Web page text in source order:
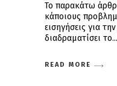
Το παρακάτω
κάποιους
εισηγήσεις για
διαδραματίσει το
READ MORE